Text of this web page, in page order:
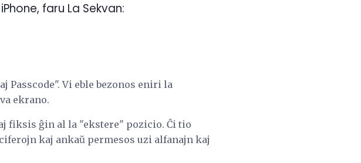
faru La Sekvan:
Passcode". Vi eble bezonos eniri la
ekrano.
fiksis ĝin al la "ekstere" pozicio. Ĉi tio
kaj ankaŭ permesos uzi alfanajn kaj